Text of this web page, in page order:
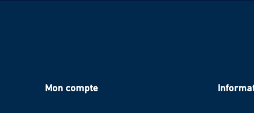
Mon compte